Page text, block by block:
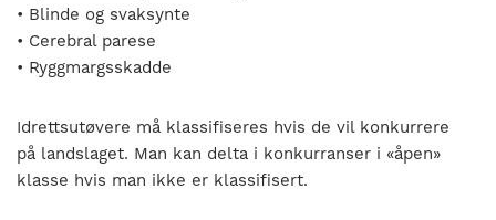
• Blinde og svaksynte
• Cerebral parese
• Ryggmargsskadde
Idrettsutøvere må klassifiseres hvis de vil konkurrere
på landslaget. Man kan delta i konkurranser i «åpen»
klasse hvis man ikke er klassifisert.